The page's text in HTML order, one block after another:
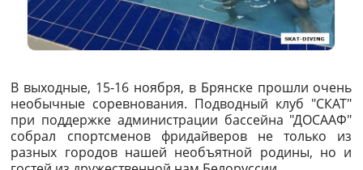
В выходные, 15-16 ноября, в Брянске прошли очень
необычные соревнования. Подводный клуб "СКАТ"
при поддержке администрации бассейна "ДОСААФ"
собрал спортсменов фридайверов не только из
разных городов нашей необъятной родины, но и